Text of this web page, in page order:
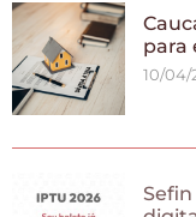
para
10/04/